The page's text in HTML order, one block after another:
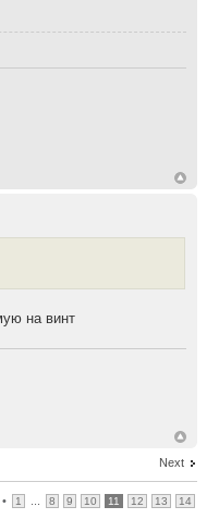
на винт
Next
• 1 8 9 10 11 12 13 14